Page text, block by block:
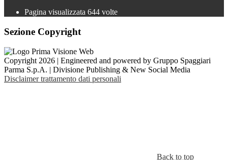
Pagina visualizzata 644 volte
Sezione Copyright
Copyright 2026 | Engineered and powered by Gruppo Spaggiari
Parma S.p.A. | Divisione Publishing & New Social Media
Disclaimer trattamento dati personali
Back to top